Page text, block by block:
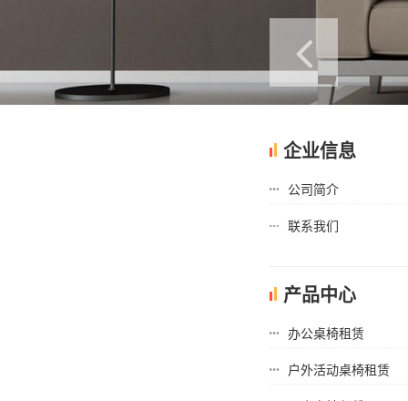
企业信息
公司简介
联系我们
产品中心
办公桌椅租赁
户外活动桌椅租赁